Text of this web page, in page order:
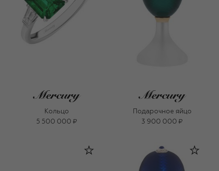
Кольцо
5 500 000 ₽
Подарочное яйцо
3 900 000 ₽